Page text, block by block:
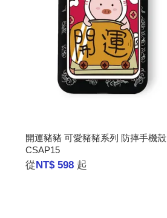
開運豬豬 可愛豬豬系列 防摔手機殼
CSAP15
從 NT$ 598 起